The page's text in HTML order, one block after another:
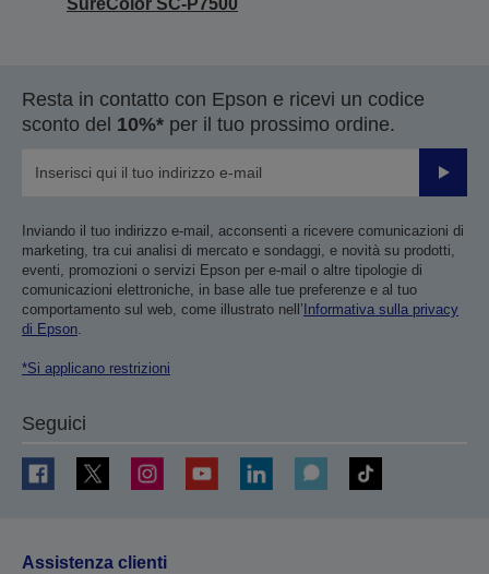
SureColor SC-P7500
Resta in contatto con Epson e ricevi un codice
sconto del 10%* per il tuo prossimo ordine.
Invia
Inviando il tuo indirizzo e-mail, acconsenti a ricevere comunicazioni di
marketing, tra cui analisi di mercato e sondaggi, e novità su prodotti,
eventi, promozioni o servizi Epson per e-mail o altre tipologie di
comunicazioni elettroniche, in base alle tue preferenze e al tuo
comportamento sul web, come illustrato nell’ Informativa sulla privacy
di Epson.
*Si applicano restrizioni
Seguici
Assistenza clienti